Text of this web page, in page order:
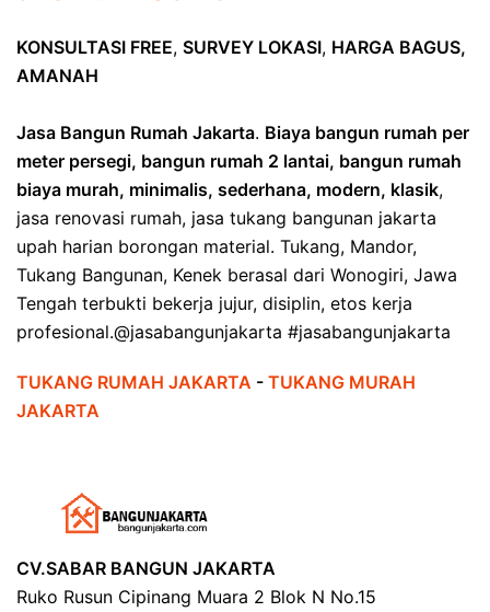
KONSULTASI FREE, SURVEY LOKASI, HARGA BAGUS,
AMANAH
Jasa Bangun Rumah Jakarta. Biaya bangun rumah per
meter persegi, bangun rumah 2 lantai, bangun rumah
biaya murah, minimalis, sederhana, modern, klasik,
jasa renovasi rumah, jasa tukang bangunan jakarta
upah harian borongan material. Tukang, Mandor,
Tukang Bangunan, Kenek berasal dari Wonogiri, Jawa
Tengah terbukti bekerja jujur, disiplin, etos kerja
profesional.@jasabangunjakarta #jasabangunjakarta
TUKANG RUMAH JAKARTA - TUKANG MURAH
JAKARTA
CV.SABAR BANGUN JAKARTA
Ruko Rusun Cipinang Muara 2 Blok N No.15